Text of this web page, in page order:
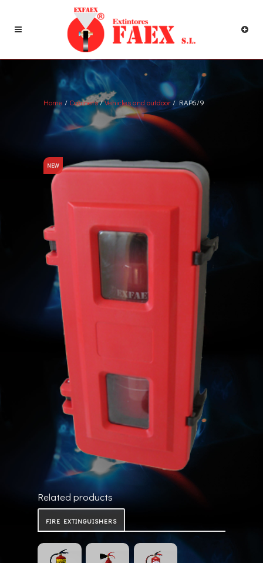
Home / Cabinets/Vehicles and outdoor/ RAP6/9
NEW
Related products
FIRE EXTINGUISHERS